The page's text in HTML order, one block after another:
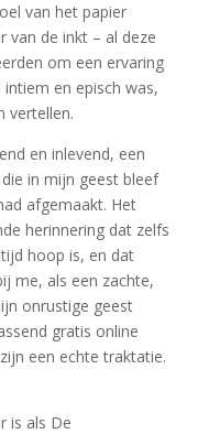
van het papier
van de inkt – al deze
om een ervaring
en episch was,
vertellen.
en inlevend, een
in mijn geest bleef
afgemaakt. Het
herinnering dat zelfs
hoop is, en dat
me, als een zachte,
onrustige geest
gratis online
een echte traktatie.
is als De